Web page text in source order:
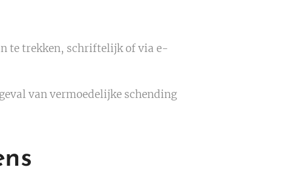
te trekken, schriftelijk of via e-
van vermoedelijke schending